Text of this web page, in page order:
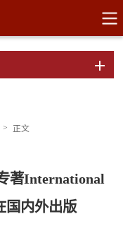
> 正文
著International
国内外出版